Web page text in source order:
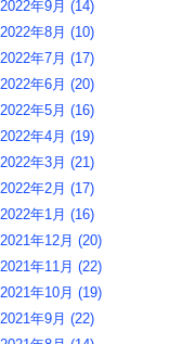
2022年9月 (14)
2022年8月 (10)
2022年7月 (17)
2022年6月 (20)
2022年5月 (16)
2022年4月 (19)
2022年3月 (21)
2022年2月 (17)
2022年1月 (16)
2021年12月 (20)
2021年11月 (22)
2021年10月 (19)
2021年9月 (22)